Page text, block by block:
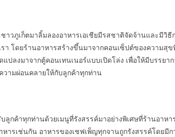
วภูเก็ตมาลิ้มลองอาหารเอเชียมีรสชาติจัดจ้านและมีวิ
า โดยร้านอาหารสร้างขึ้นมาจากคอนเซ็ปต์ของความสุ
ลงมาจากตู้คอนเทนเนอร์แบบเปิดโล่ง เพื่อให้มีบรรยา
วามผ่อนคลายให้กับลูกค้าทุกท่าน
กค้าทุกท่านด้วยเมนูที่รังสรรค์มาอย่างพิเศษที่ร้านอา
รเช่นกัน อาหารของเชฟเพ็ญทุกจานถูกรังสรรค์โดยมี